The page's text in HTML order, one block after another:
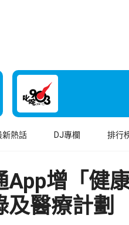
新熱話 DJ專欄 排行
App增「健
及醫療計劃